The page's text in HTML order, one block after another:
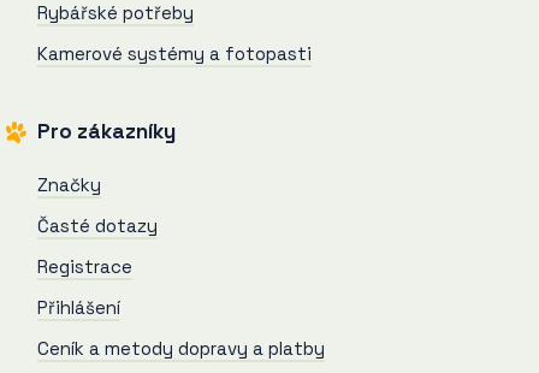
Rybářské potřeby
Kamerové systémy a fotopasti
Pro zákazníky
Značky
Časté dotazy
Registrace
Přihlášení
Ceník a metody dopravy a platby